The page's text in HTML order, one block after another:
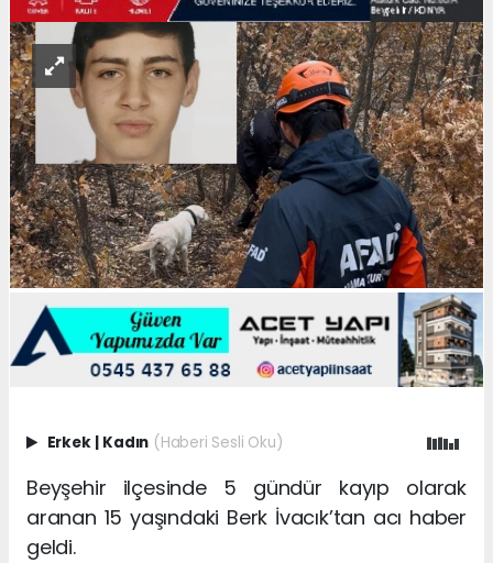
Erkek Kadın (Haberi Sesli Oku)
Beyşehir ilçesinde 5 gündür kayıp olarak
aranan 15 yaşındaki Berk İvacık’tan acı haber
geldi.